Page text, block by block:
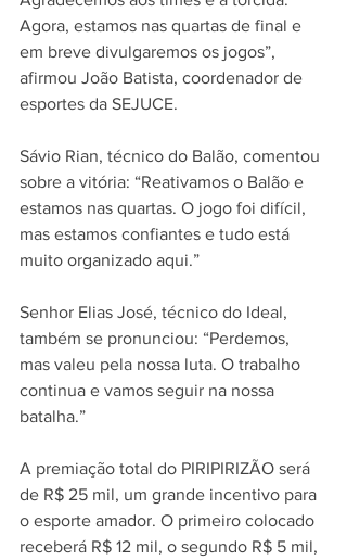
Agora, estamos nas quartas de final e
em breve divulgaremos os jogos”,
afirmou João Batista, coordenador de
esportes da SEJUCE.
Sávio Rian, técnico do Balão, comentou
sobre a vitória: “Reativamos o Balão e
estamos nas quartas. O jogo foi difícil,
mas estamos confiantes e tudo está
muito organizado aqui.”
Senhor Elias José, técnico do Ideal,
também se pronunciou: “Perdemos,
mas valeu pela nossa luta. O trabalho
continua e vamos seguir na nossa
batalha.”
A premiação total do PIRIPIRIZÃO será
de R$ 25 mil, um grande incentivo para
o esporte amador. O primeiro colocado
receberá R$ 12 mil, o segundo R$ 5 mil,